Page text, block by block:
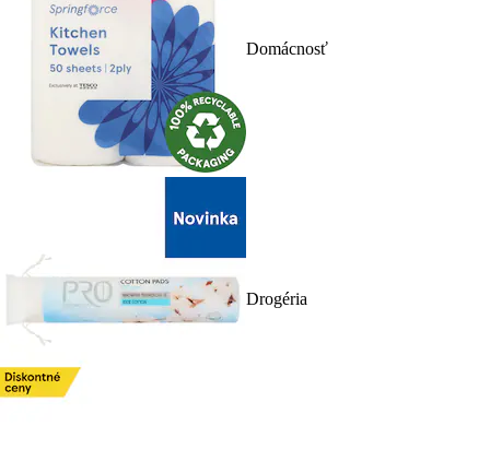
Domácnosť
Drogéria